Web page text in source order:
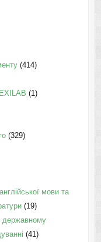
(414)
(1)
(329)
мови та
(19)
державному
(41)